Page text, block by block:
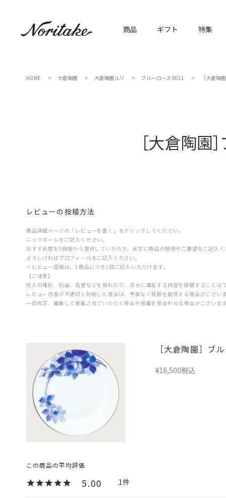
商品 ギフト 特集
HOME 大倉陶園 大倉陶園ルリ ブルーローズ 8011 ［大倉陶
［大倉陶園
レビューの投稿方法
商品詳細ページの「レビューを書く」をクリックしてください。
ニックネームをご記入ください。
おすすめ度を5段階から選択していただき、本文に商品の感想やご要望をご記入く
よろしければプロフィールをご記入ください。
※レビュー投稿は、1商品につき1回ご記入いただけます。
【ご注意】
他人の権利、利益、名誉などを損ねたり、法令に違反する内容を投稿することは
レビュー内容が不適切と判断した場合は、予告なく投稿を削除する場合がございま
一部修正、編集して掲載させていただく場合や掲載を見合わせる場合がございま
［大倉陶園］ブ
¥16,500税込
5.00 1